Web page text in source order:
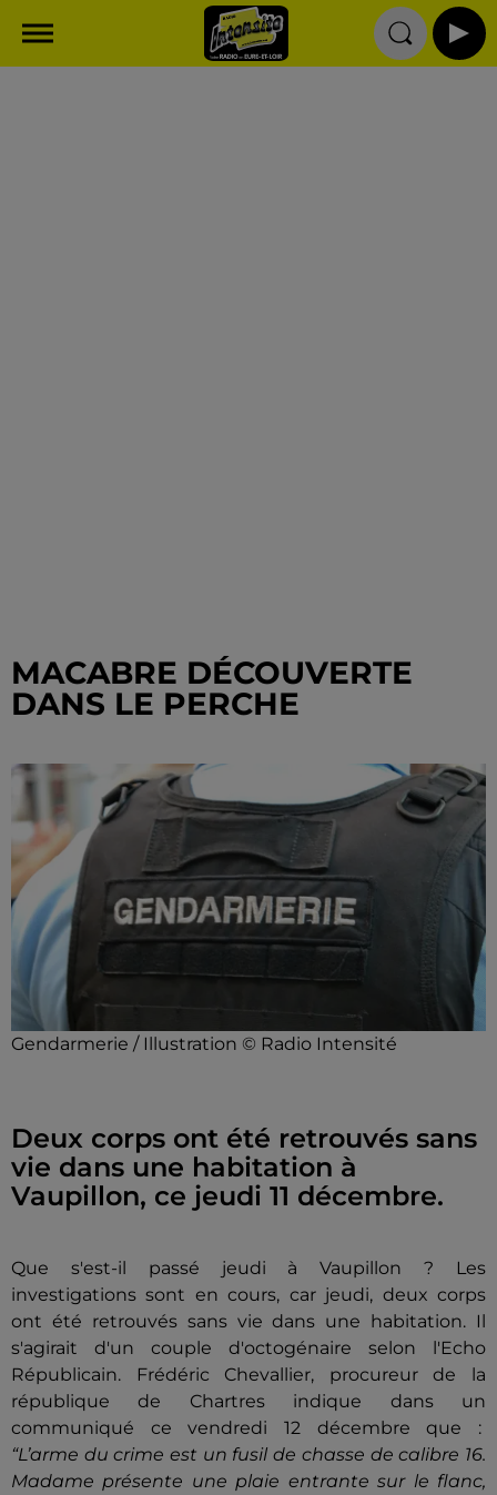
MACABRE DÉCOUVERTE
DANS LE PERCHE
Gendarmerie / Illustration © Radio Intensité
Deux corps ont été retrouvés sans
vie dans une habitation à
Vaupillon, ce jeudi 11 décembre.
Que s'est-il passé jeudi à Vaupillon ? Les
investigations sont en cours, car jeudi, deux corps
ont été retrouvés sans vie dans une habitation. Il
s'agirait d'un couple d'octogénaire selon l'Echo
Républicain.
Frédéric Chevallier, procureur de la
république de Chartres indique dans un
communiqué ce vendredi 12 décembre que :
“L’arme du crime est un fusil de chasse de calibre 16.
Madame présente une plaie entrante sur le flanc,